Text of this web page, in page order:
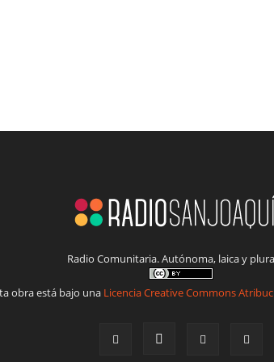
Radio Comunitaria. Autónoma, laica y
obra está bajo una Licencia Creative Commons